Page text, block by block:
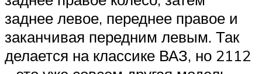
заднее левое, переднее правое и
заканчивая передним левым. Так
делается на классике ВАЗ, но 2112